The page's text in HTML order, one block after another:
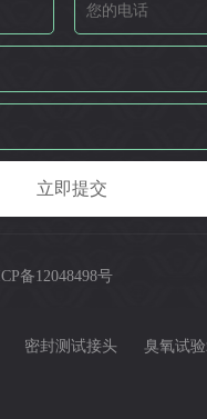
备12048498号
密封测试接头 臭氧试